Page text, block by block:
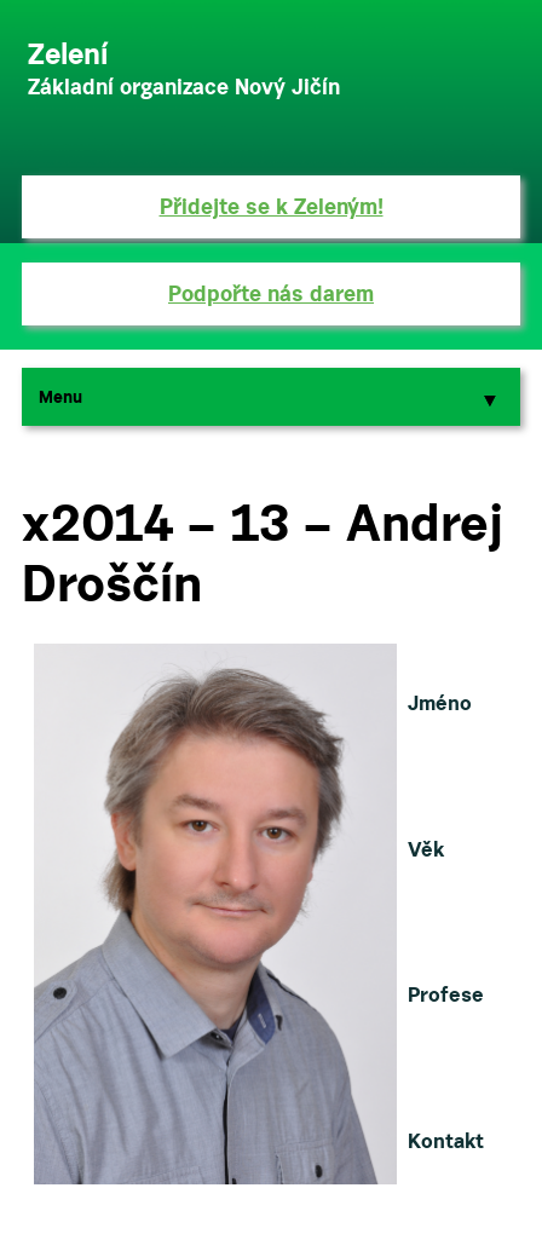
Zelení
Základní organizace Nový Jičín
Přidejte se k Zeleným!
Podpořte nás darem
Menu ▼
▼
x2014 – 13 – Andrej
Droščín
Jméno
Věk
Profese
Kontakt